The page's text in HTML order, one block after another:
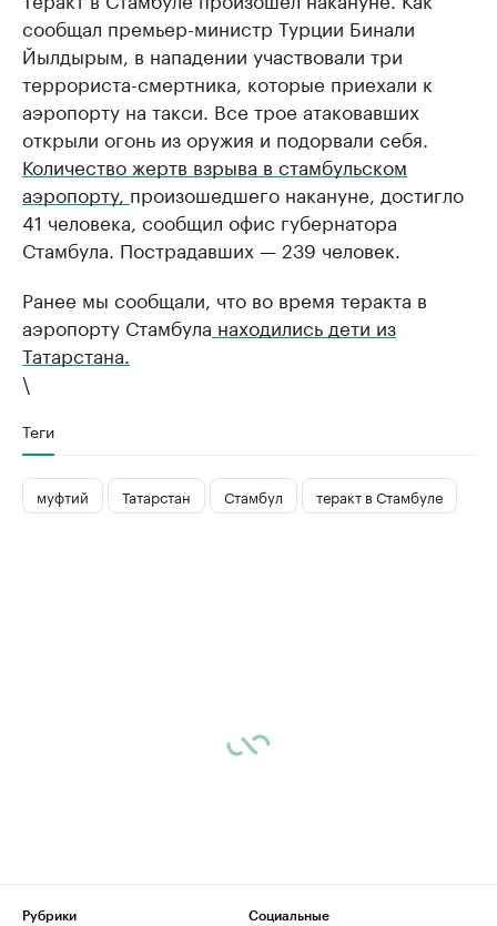
сообщал премьер-министр Турции Бинали
Йылдырым, в нападении участвовали три
террориста-смертника, которые приехали к
аэропорту на такси. Все трое атаковавших
открыли огонь из оружия и подорвали себя.
Количество жертв взрыва в стамбульском
аэропорту, произошедшего накануне, достигло
41 человека, сообщил офис губернатора
Стамбула. Пострадавших — 239 человек.
Ранее мы сообщали, что во время теракта в
аэропорту Стамбула находились дети из
Татарстана.
\
Теги
муфтий Татарстан Стамбул теракт в Стамбуле
Рубрики
Социальные